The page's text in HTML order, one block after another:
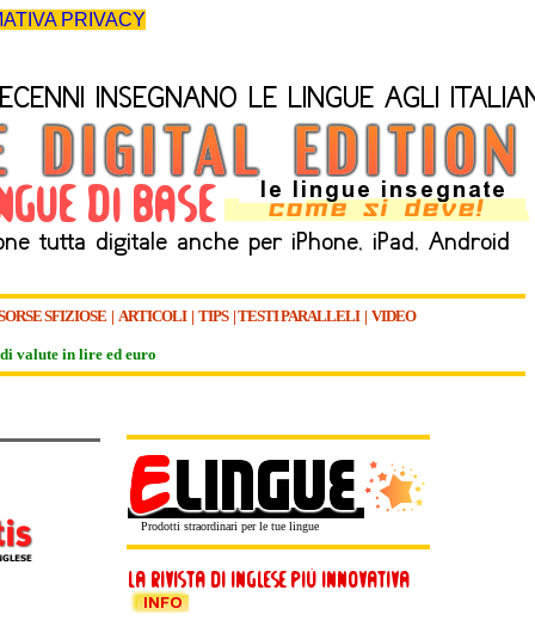
PRIVACY
SFIZIOSE | ARTICOLI| TIPS|TESTI PARALLELI| VIDEO
valute in lire ed euro
Prodotti straordinari per le tue lingue